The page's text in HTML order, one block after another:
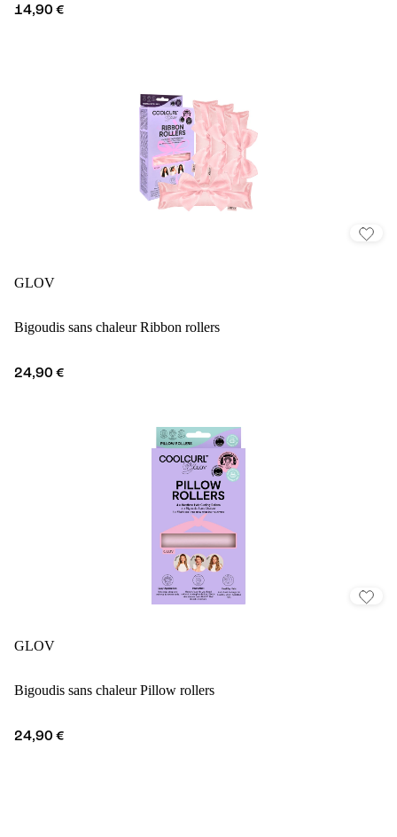
14,90 €
GLOV
Bigoudis sans chaleur Ribbon rollers
24,90 €
GLOV
Bigoudis sans chaleur Pillow rollers
24,90 €